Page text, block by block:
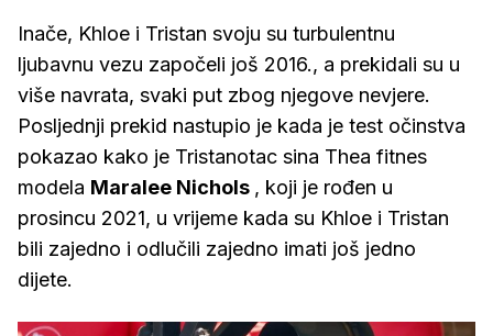
Inače, Khloe i Tristan svoju su turbulentnu
ljubavnu vezu započeli još 2016., a prekidali su u
više navrata, svaki put zbog njegove nevjere.
Posljednji prekid nastupio je kada je test očinstva
pokazao kako je Tristanotac sina Thea fitnes
modela Maralee Nichols , koji je rođen u
prosincu 2021, u vrijeme kada su Khloe i Tristan
bili zajedno i odlučili zajedno imati još jedno
dijete.